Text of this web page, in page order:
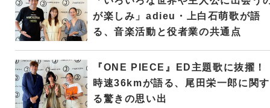
が楽しみ」adieu・上白石萌歌が語
る、音楽活動と役者業の共通点
『ONE PIECE』ED主題歌に抜擢！
時速36kmが語る、尾田栄一郎に関す
る驚きの思い出